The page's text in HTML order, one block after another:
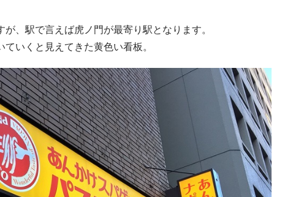
、駅で言えば虎ノ門が最寄り駅となります。
いくと見えてきた黄色い看板。